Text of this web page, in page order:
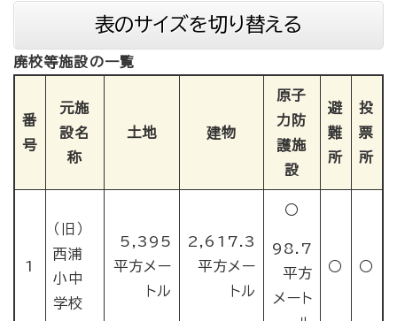
表のサイズを切り替える
廃校等施設の一覧
番
号
元施
設名
称
土地 建物
原子
力防
護施
設
避
難
所
投
票
所
1
（旧）
西浦
小中
学校
5,395
平方メー
トル
2,617.3
平方メー
トル
○
98.7
平方
メート
○ ○